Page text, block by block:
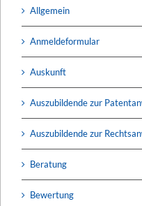
Allgemein
Anmeldeformular
Auskunft
Auszubildende zur
Auszubildende zur
Beratung
Bewertung